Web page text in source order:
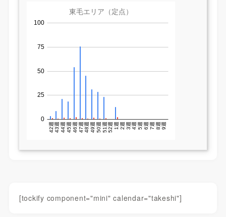
[tockify component="mini" calendar="takeshi"]